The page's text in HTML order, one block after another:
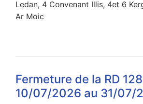
Ledan, 4 Convenant Illis, 4et 6
Ar Moic
Fermeture de la RD
10/07/2026 au 31/07/